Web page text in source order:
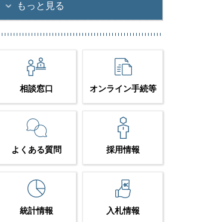
もっと見る
相談窓口 オンライン手続等
よくある質問 採用情報
統計情報 入札情報